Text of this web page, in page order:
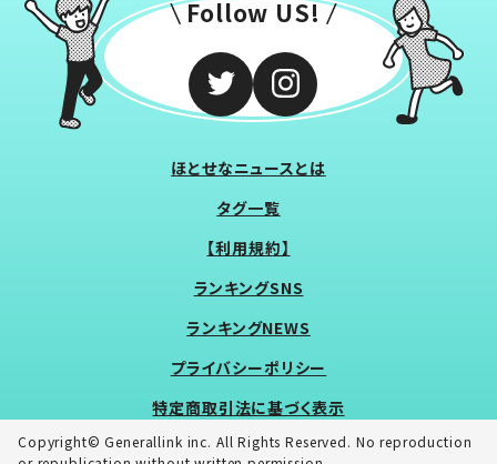
Follow US!
ほとせなニュースとは
タグ一覧
【利用規約】
ランキングSNS
ランキングNEWS
プライバシーポリシー
特定商取引法に基づく表示
Copyright© Generallink inc. All Rights Reserved. No reproduction